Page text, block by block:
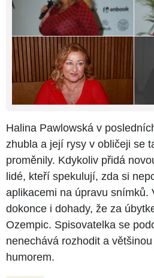
Halina Pawlowská v
zhubla a její rysy v obličeji se
proměnily. Kdykoliv přidá
lidé, kteří spekulují, zda si
aplikacemi na úpravu snímků.
dokonce i dohady, že za
Ozempic. Spisovatelka se
nenechává rozhodit a
humorem.